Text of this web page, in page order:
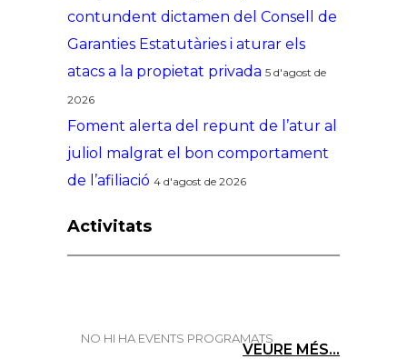
contundent dictamen del Consell de
Garanties Estatutàries i aturar els
atacs a la propietat privada 5 d'agost de
2026
Foment alerta del repunt de l’atur al
juliol malgrat el bon comportament
de l’afiliació 4 d'agost de 2026
Activitats
NO HI HA EVENTS PROGRAMATS
VEURE MÉS...